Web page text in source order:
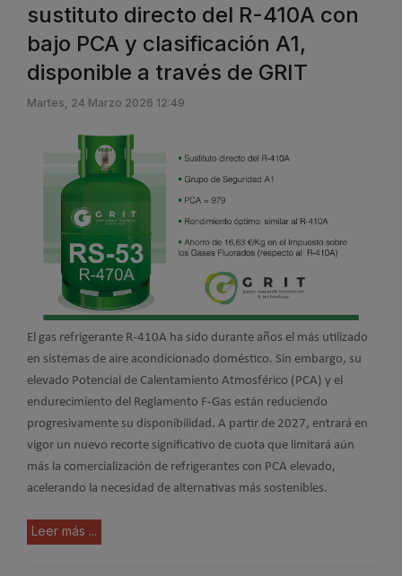
sustituto directo del R-410A con
bajo PCA y clasificación A1,
disponible a través de GRIT
Martes, 24 Marzo 2026 12:49
El gas refrigerante R-410A ha sido durante años el más utilizado
en sistemas de aire acondicionado doméstico. Sin embargo, su
elevado Potencial de Calentamiento Atmosférico (PCA) y el
endurecimiento del Reglamento F-Gas están reduciendo
progresivamente su disponibilidad. A partir de 2027, entrará en
vigor un nuevo recorte significativo de cuota que limitará aún
más la comercialización de refrigerantes con PCA elevado,
acelerando la necesidad de alternativas más sostenibles.
Leer más ...